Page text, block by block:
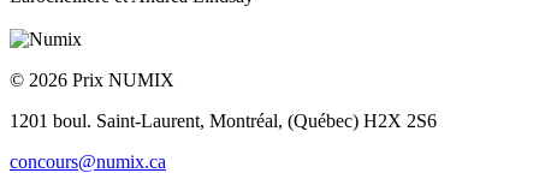
© 2026 Prix NUMIX
1201 boul. Saint-Laurent, Montréal, (Québec) H2X 2S6
concours@numix.ca